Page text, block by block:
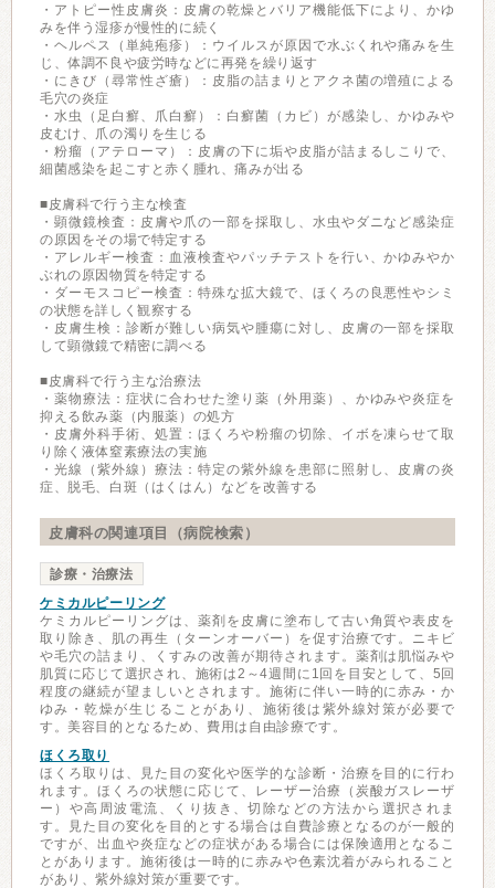
・アトピー性皮膚炎：皮膚の乾燥とバリア機能低下により、かゆ
みを伴う湿疹が慢性的に続く
・ヘルペス（単純疱疹）：ウイルスが原因で水ぶくれや痛みを生
じ、体調不良や疲労時などに再発を繰り返す
・にきび（尋常性ざ瘡）：皮脂の詰まりとアクネ菌の増殖による
毛穴の炎症
・水虫（足白癬、爪白癬）：白癬菌（カビ）が感染し、かゆみや
皮むけ、爪の濁りを生じる
・粉瘤（アテローマ）：皮膚の下に垢や皮脂が詰まるしこりで、
細菌感染を起こすと赤く腫れ、痛みが出る
■皮膚科で行う主な検査
・顕微鏡検査：皮膚や爪の一部を採取し、水虫やダニなど感染症
の原因をその場で特定する
・アレルギー検査：血液検査やパッチテストを行い、かゆみやか
ぶれの原因物質を特定する
・ダーモスコピー検査：特殊な拡大鏡で、ほくろの良悪性やシミ
の状態を詳しく観察する
・皮膚生検：診断が難しい病気や腫瘍に対し、皮膚の一部を採取
して顕微鏡で精密に調べる
■皮膚科で行う主な治療法
・薬物療法：症状に合わせた塗り薬（外用薬）、かゆみや炎症を
抑える飲み薬（内服薬）の処方
・皮膚外科手術、処置：ほくろや粉瘤の切除、イボを凍らせて取
り除く液体窒素療法の実施
・光線（紫外線）療法：特定の紫外線を患部に照射し、皮膚の炎
症、脱毛、白斑（はくはん）などを改善する
皮膚科の関連項目（病院検索）
診療・治療法
ケミカルピーリング
ケミカルピーリングは、薬剤を皮膚に塗布して古い角質や表皮を
取り除き、肌の再生（ターンオーバー）を促す治療です。ニキビ
や毛穴の詰まり、くすみの改善が期待されます。薬剤は肌悩みや
肌質に応じて選択され、施術は2～4週間に1回を目安として、5回
程度の継続が望ましいとされます。施術に伴い一時的に赤み・か
ゆみ・乾燥が生じることがあり、施術後は紫外線対策が必要で
す。美容目的となるため、費用は自由診療です。
ほくろ取り
ほくろ取りは、見た目の変化や医学的な診断・治療を目的に行わ
れます。ほくろの状態に応じて、レーザー治療（炭酸ガスレーザ
ー）や高周波電流、くり抜き、切除などの方法から選択されま
す。見た目の変化を目的とする場合は自費診療となるのが一般的
ですが、出血や炎症などの症状がある場合には保険適用となるこ
とがあります。施術後は一時的に赤みや色素沈着がみられること
があり、紫外線対策が重要です。